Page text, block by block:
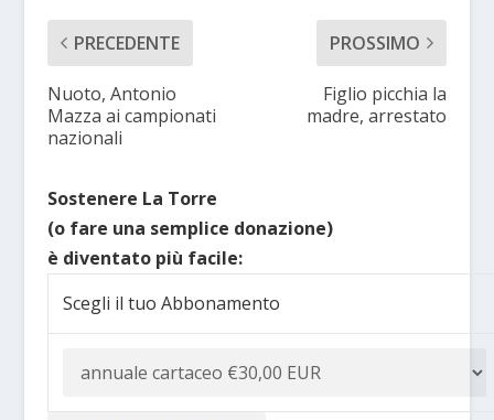
PRECEDENTE
Nuoto, Antonio
Mazza ai campionati
nazionali
PROSSIMO
Figlio picchia la
madre, arrestato
Sostenere La Torre
(o fare una semplice donazione)
è diventato più facile:
Scegli il tuo Abbonamento